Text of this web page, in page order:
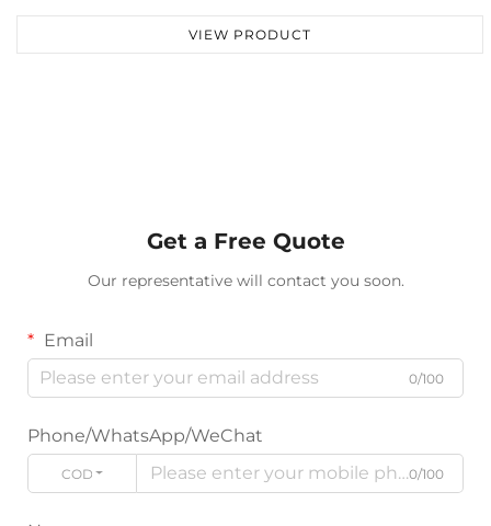
VIEW PRODUCT
Get a Free Quote
Our representative will contact you soon.
Email
0/100
Phone/WhatsApp/WeChat
CODICE 0/100